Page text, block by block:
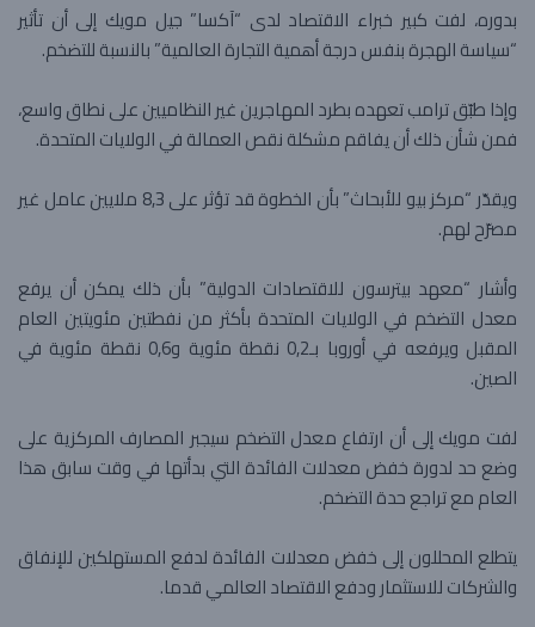
بدوره، لفت كبير خبراء الاقتصاد لدى “آكسا” جيل مويك إلى أن تأثير
“سياسة الهجرة بنفس درجة أهمية التجارة العالمية” بالنسبة للتضخم.
وإذا طبّق ترامب تعهده بطرد المهاجرين غير النظاميين على نطاق واسع،
فمن شأن ذلك أن يفاقم مشكلة نقص العمالة في الولايات المتحدة.
ويقدّر “مركز بيو للأبحاث” بأن الخطوة قد تؤثر على 8,3 ملايين عامل غير
مصرّح لهم.
وأشار “معهد بيترسون للاقتصادات الدولية” بأن ذلك يمكن أن يرفع
معدل التضخم في الولايات المتحدة بأكثر من نفطتين مئويتين العام
المقبل ويرفعه في أوروبا بـ0,2 نقطة مئوية و0,6 نقطة مئوية في
الصين.
لفت مويك إلى أن ارتفاع معدل التضخم سيجبر المصارف المركزية على
وضع حد لدورة خفض معدلات الفائدة التي بدأتها في وقت سابق هذا
العام مع تراجع حدة التضخم.
يتطلع المحللون إلى خفض معدلات الفائدة لدفع المستهلكين للإنفاق
والشركات للاستثمار ودفع الاقتصاد العالمي قدما.